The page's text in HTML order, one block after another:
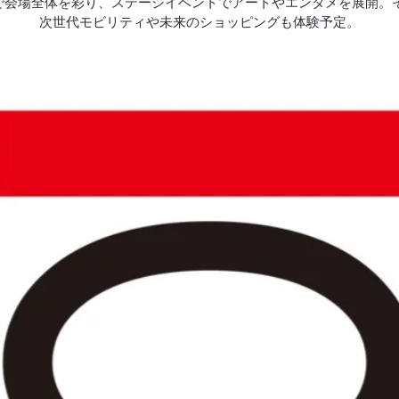
次世代モビリティや未来のショッピングも体験予定。